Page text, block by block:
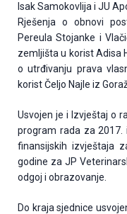
Isak Samokovlija i JU
Rješenja o obnovi
Pereula Stojanke i
zemljišta u korist Adisa
o utrđivanju prava
korist Čeljo Najle iz
Usvojen je i Izvještaj o
program rada za 2017.
finansijskih izvještaja
godine za JP
odgoj i obrazovanje.
Do kraja sjednice